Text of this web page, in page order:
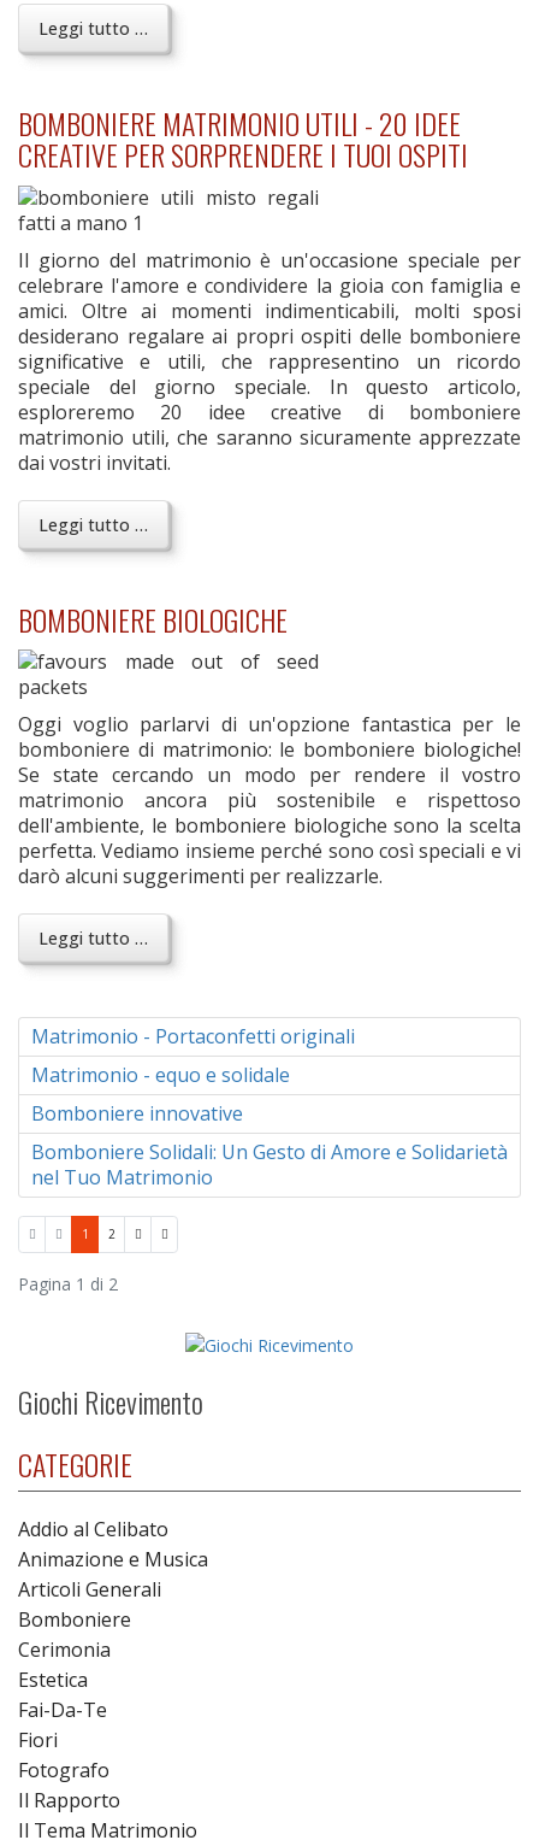
Leggi tutto …
BOMBONIERE MATRIMONIO UTILI - 20 IDEE
CREATIVE PER SORPRENDERE I TUOI OSPITI
Il giorno del matrimonio è un'occasione speciale per
celebrare l'amore e condividere la gioia con famiglia e
amici. Oltre ai momenti indimenticabili, molti sposi
desiderano regalare ai propri ospiti delle bomboniere
significative e utili, che rappresentino un ricordo
speciale del giorno speciale. In questo articolo,
esploreremo 20 idee creative di bomboniere
matrimonio utili, che saranno sicuramente apprezzate
dai vostri invitati.
Leggi tutto …
BOMBONIERE BIOLOGICHE
Oggi voglio parlarvi di un'opzione fantastica per le
bomboniere di matrimonio: le bomboniere biologiche!
Se state cercando un modo per rendere il vostro
matrimonio ancora più sostenibile e rispettoso
dell'ambiente, le bomboniere biologiche sono la scelta
perfetta. Vediamo insieme perché sono così speciali e vi
darò alcuni suggerimenti per realizzarle.
Leggi tutto …
Matrimonio - Portaconfetti originali
Matrimonio - equo e solidale
Bomboniere innovative
Bomboniere Solidali: Un Gesto di Amore e Solidarietà
nel Tuo Matrimonio
1 2
Pagina 1 di 2
Giochi Ricevimento
CATEGORIE
Addio al Celibato
Animazione e Musica
Articoli Generali
Bomboniere
Cerimonia
Estetica
Fai-Da-Te
Fiori
Fotografo
Il Rapporto
Il Tema Matrimonio